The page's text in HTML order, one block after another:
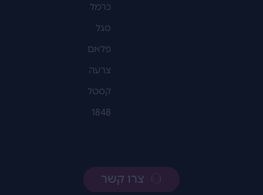
כרמל
סגל
פלאם
צרעה
קסטל
1848
צרו קשר